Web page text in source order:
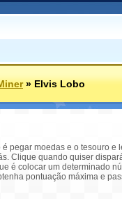
»Elvis Lobo
pegar moedas e o tesouro
Clique quando quiser
é colocar um determinado
pontuação máxima e